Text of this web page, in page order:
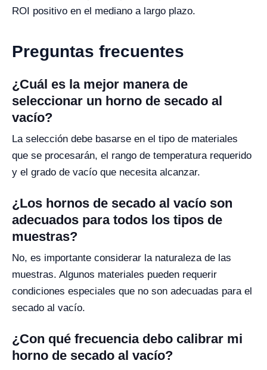
ROI positivo en el mediano a largo plazo.
Preguntas frecuentes
¿Cuál es la mejor manera de
seleccionar un horno de secado al
vacío?
La selección debe basarse en el tipo de materiales
que se procesarán, el rango de temperatura requerido
y el grado de vacío que necesita alcanzar.
¿Los hornos de secado al vacío son
adecuados para todos los tipos de
muestras?
No, es importante considerar la naturaleza de las
muestras. Algunos materiales pueden requerir
condiciones especiales que no son adecuadas para el
secado al vacío.
¿Con qué frecuencia debo calibrar mi
horno de secado al vacío?